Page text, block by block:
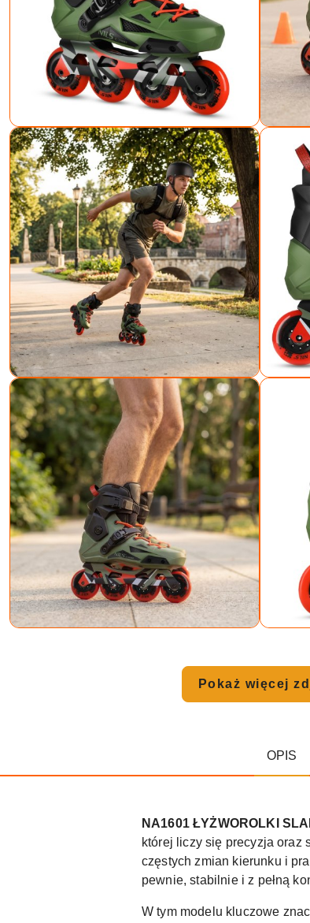
Pokaż więcej
OPIS
NA1601 ŁYŻWOROLKI
której liczy się precyzja oraz
częstych zmian kierunku i
pewnie, stabilnie i z pełną
W tym modelu kluczowe